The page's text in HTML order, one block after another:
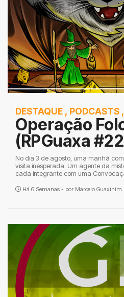
DESTAQUE , PODCASTS ,
Operação
(RPGuaxa
No dia 3 de agosto, uma manhã
visita inesperada. Um agente da
cada integrante com uma
Há 6 Semanas - por Marcelo Guaxinim